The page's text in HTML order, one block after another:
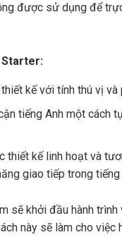
được sử dụng để
Starter:
kế với tính thú vị
tiếng Anh một cách
thiết kế linh hoạt và
giao tiếp trong tiếng
sẽ khởi đầu hành
này sẽ làm cho